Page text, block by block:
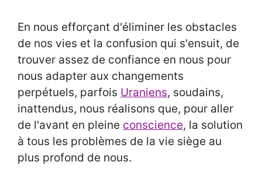
En nous efforçant d'éliminer les obstacles
de nos vies et la confusion qui s'ensuit, de
trouver assez de confiance en nous pour
nous adapter aux changements
perpétuels, parfois Uraniens, soudains,
inattendus, nous réalisons que, pour aller
de l'avant en pleine conscience, la solution
à tous les problèmes de la vie siège au
plus profond de nous.